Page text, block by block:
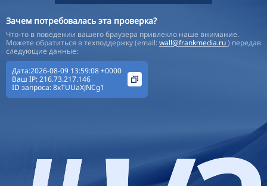
Зачем потребовалась эта проверка?
Что-то в поведении вашего браузера привлекло наше внимание.
Можете обратиться в техподдержку (email:wall@frankmedia.ru) передав
следующие данные:
Дата:2026-08-09 13:59:08 +0000
Ваш IP:216.73.217.146
ID запроса:8xTUUaXJNCg1